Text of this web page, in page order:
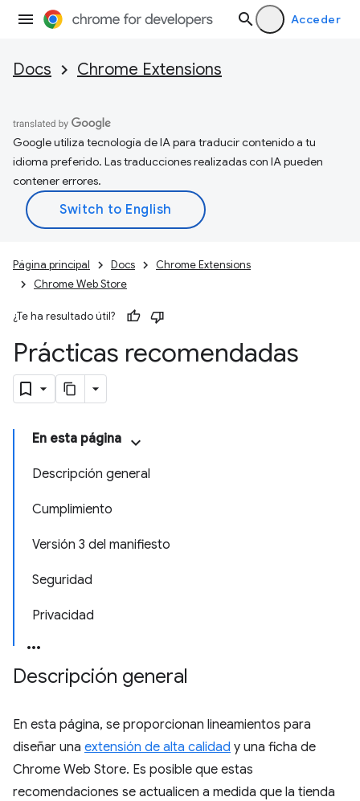
Acceder
Docs Chrome Extensions
Google utiliza tecnología de IA para traducir contenido a tu
idioma preferido. Las traducciones realizadas con IA pueden
contener errores.
Página principal Docs
Chrome Extensions
Chrome Web Store
¿Te ha resultado útil?
Prácticas recomendadas
En esta página
Descripción general
Cumplimiento
Versión 3 del manifiesto
Seguridad
Privacidad
Descripción general
En esta página, se proporcionan lineamientos para
diseñar una extensión de alta calidad y una ficha de
Chrome Web Store. Es posible que estas
recomendaciones se actualicen a medida que la tienda